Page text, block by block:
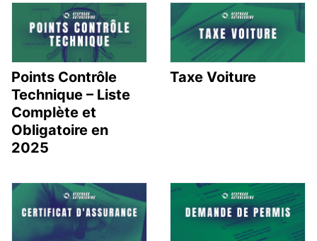
Points Contrôle
Technique – Liste
Complète et
Obligatoire en
2025
Taxe Voiture